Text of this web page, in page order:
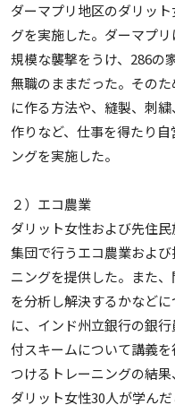
ダーマプリ地区のダリッ
グを実施した。ダーマプ
規模な襲撃をうけ、286の
無職のままだった。その
に作る方法や、縫製、刺
作りなど、仕事を得たり
ングを実施した。
２）エコ農業
ダリット女性および先住民
集団で行うエコ農業およ
ニングを提供した。また
を分析し解決するかなど
に、インド州立銀行の銀
付スキームについて講義
つけるトレーニングの結
ダリット女性30人が学ん